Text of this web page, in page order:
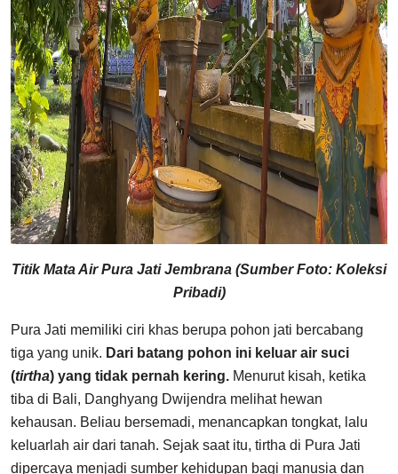
Titik Mata Air Pura Jati Jembrana (Sumber Foto: Koleksi
Pribadi)
Pura Jati memiliki ciri khas berupa pohon jati bercabang
tiga yang unik. Dari batang pohon ini keluar air suci
(tirtha) yang tidak pernah kering. Menurut kisah, ketika
tiba di Bali, Danghyang Dwijendra melihat hewan
kehausan. Beliau bersemadi, menancapkan tongkat, lalu
keluarlah air dari tanah. Sejak saat itu, tirtha di Pura Jati
dipercaya menjadi sumber kehidupan bagi manusia dan